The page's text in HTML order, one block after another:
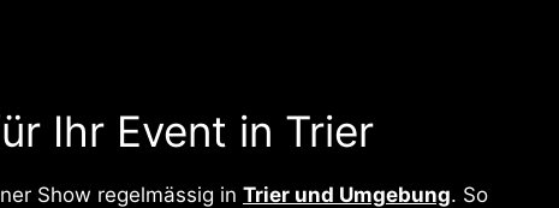
Ihr Event in Trier
Show regelmässig in Trier und Umgebung. So